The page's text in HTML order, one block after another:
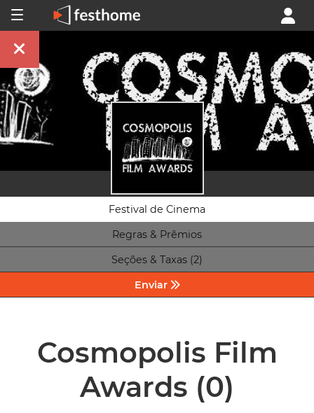
Festival de Cinema
Regras & Prêmios
Seções & Taxas (2)
Enviar
Cosmopolis Film
Awards (0)